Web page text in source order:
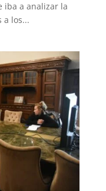
iba a analizar la
a los...